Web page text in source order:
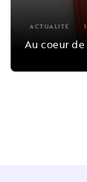
ACTUALITÉ
Au coeur